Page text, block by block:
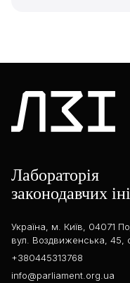
Лабораторія
законодавчих
Україна, м. Київ, 04071
вул. Воздвиженська, 45,
+380445313768
info@parliament.org.ua